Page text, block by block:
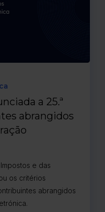
a 25.ª
abrangidos
e das
os critérios
abrangidos